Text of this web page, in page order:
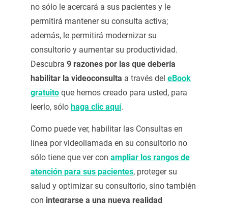
no sólo le acercará a sus pacientes y le
permitirá mantener su consulta activa;
además, le permitirá modernizar su
consultorio y aumentar su productividad.
Descubra 9 razones por las que debería
habilitar la videoconsulta a través del eBook
gratuito que hemos creado para usted, para
leerlo, sólo haga clic aquí.
Como puede ver, habilitar las Consultas en
línea por videollamada en su consultorio no
sólo tiene que ver con ampliar los rangos de
atención para sus pacientes, proteger su
salud y optimizar su consultorio, sino también
con integrarse a una nueva realidad